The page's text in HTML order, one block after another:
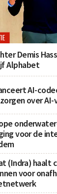
Demis
Alphabet
AI-
over
voor de
(Indra) haalt
voor